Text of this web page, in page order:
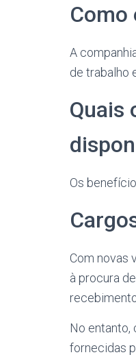
Como
A
de trabalho
Quais
Os
Com novas
à procura
No
fornecidas